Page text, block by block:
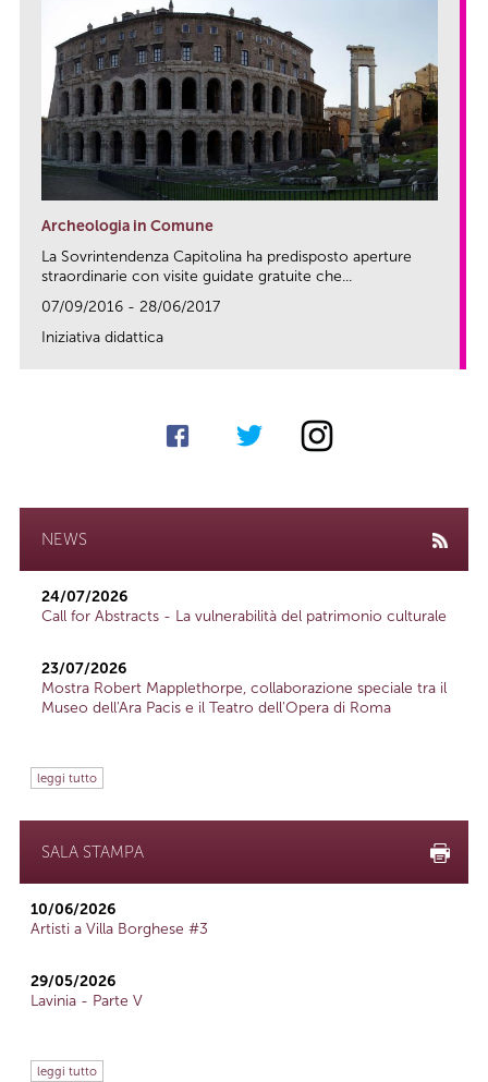
Archeologia in Comune
La Sovrintendenza Capitolina ha predisposto aperture
straordinarie con visite guidate gratuite che...
07/09/2016 - 28/06/2017
Iniziativa didattica
NEWS
24/07/2026
Call for Abstracts - La vulnerabilità del patrimonio culturale
23/07/2026
Mostra Robert Mapplethorpe, collaborazione speciale tra il
Museo dell'Ara Pacis e il Teatro dell'Opera di Roma
leggi tutto
SALA STAMPA
10/06/2026
Artisti a Villa Borghese #3
29/05/2026
Lavinia - Parte V
leggi tutto